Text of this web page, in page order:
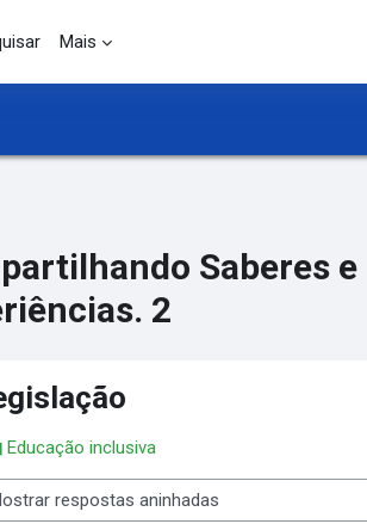
Mais
Saberes e
2
inclusiva
de visualização